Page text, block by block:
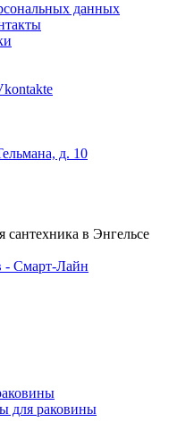
данных
д. 10
в Энгельсе
- Смарт-Лайн
для раковины